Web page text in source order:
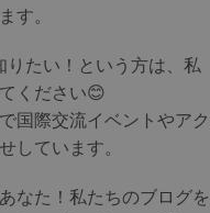
す。
たい！という方は、私
ください😊
国際交流イベントやアク
しています。
なた！私たちのブログを